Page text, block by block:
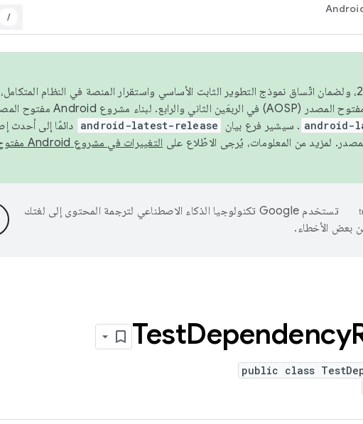
/
اعتبارًا من عام 2026، ولضمان اتّساق نموذج التطوير الثابت الأساسي واستقرار المنصة في النظام
android- . سيشير فرع بيان android-latest-release دائمًا إلى أحدث
التغييرات في مشروع Android مفتوح المصدر
تستخدم Google تكنولوجيا الذكاء الاصطناعي لترجمة المحتوى إلى لغتك
بعض الأخطاء.
TestDependency
public class